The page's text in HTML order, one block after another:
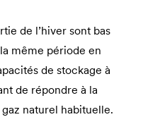
de l’hiver sont bas
même période en
de stockage à
de répondre à la
naturel habituelle.